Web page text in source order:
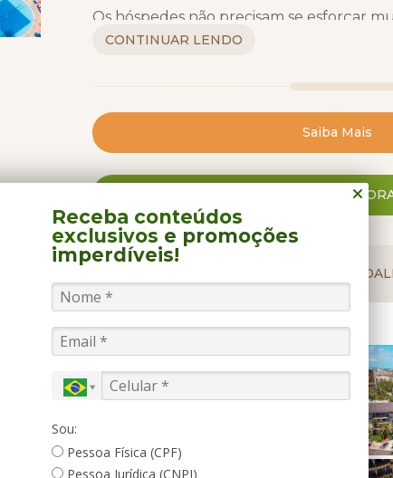
Os hóspedes não precisam se esforçar
lugar sob o sol, afinal o resort dá acesso
Praia e o Chandon Bubble Lounge que
pufes e sofás. Dá para provar pratos ou
frutos do mar, por exemplo, e relaxar
águas.
Ótima alternativa para quem quer
companheiro, a propriedade tem ainda
teatro, bar molhado, piscina com área
loja de conveniência e sala de internet.
abre mão de praticar atividade física
Além disso, o Suites Beach Park Resort
animados monitores (os Beach Friends)
recreativas para cada faixa etária de
pequenos também têm um Kid’s Club à
CONTINUAR LENDO
Saiba Mais
FALE CONOSCO
PERTO DALI
Receba conteúdos
exclusivos e promoções
imperdíveis!
Sou:
Pessoa Física (CPF)
Pessoa Jurídica (CNPJ)